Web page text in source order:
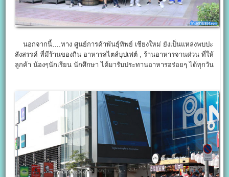
นอกจากนี้….ทาง ศูนย์การค้าพันธุ์ทิพย์ เชียงใหม่ ยังเป็นแหล่งพบปะ
สังสรรค์ ที่มีร้านของกิน อาหารสไตล์บุปเฟต์ , ร้านอาหารจานด่วน ที่ให้
ลูกค้า น้องๆนักเรียน นักศึกษา ได้มารับประทานอาหารอร่อยๆ ได้ทุกวัน